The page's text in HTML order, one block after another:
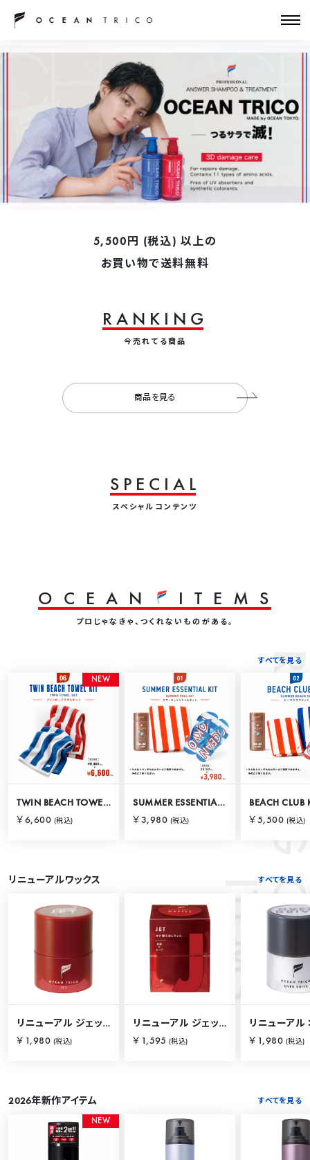
5,500円 (税込) 以上の
お買い物で送料無料
R A N K N G
今売れてる商品
商品を見る
RANKING
S P E C A L
スペシャルコンテンツ
O C E A N T E M S
プロじゃなきゃ、つくれないものがある。
すべてを見る
N EW
TWIN BEACH TOWEL KIT
￥6,600 (税込)
SUMMER ESSENTIAL KIT
￥3,980 (税込)
BEACH CLUB
￥5,500 (税込)
リニューアルワックス すべてを見る
リニューアル ジェット 80g
￥1,980 (税込)
リニューアル ジェット 80g【詰替用】
￥1,595 (税込) ￥1,980 (税込)
2026年新作アイテム すべてを見る
N EW
O
C
E
A
N
I
T
E
M